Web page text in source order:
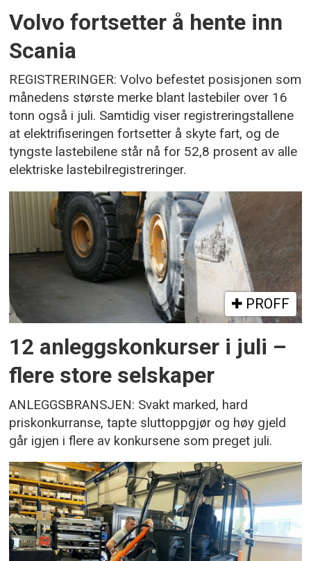
Volvo fortsetter å hente inn
Scania
REGISTRERINGER: Volvo befestet posisjonen som
månedens største merke blant lastebiler over 16
tonn også i juli. Samtidig viser registreringstallene
at elektrifiseringen fortsetter å skyte fart, og de
tyngste lastebilene står nå for 52,8 prosent av alle
elektriske lastebilregistreringer.
PROFF
12 anleggskonkurser i juli –
flere store selskaper
ANLEGGSBRANSJEN: Svakt marked, hard
priskonkurranse, tapte sluttoppgjør og høy gjeld
går igjen i flere av konkursene som preget juli.